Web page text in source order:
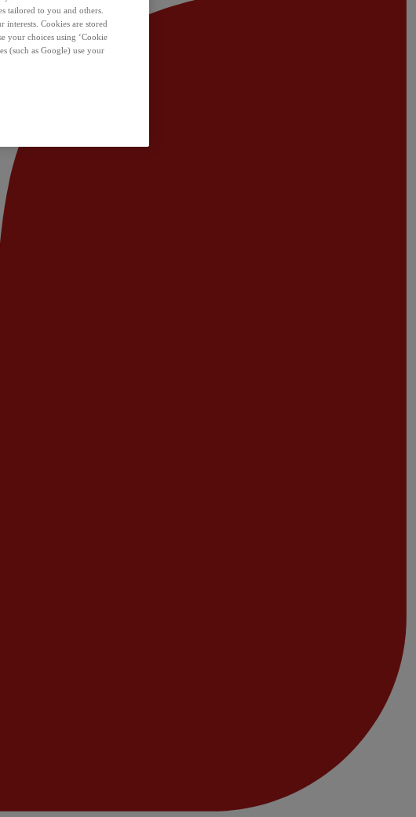
tailored to you and others.
interests. Cookies are stored
your choices using ‘Cookie
(such as Google) use your